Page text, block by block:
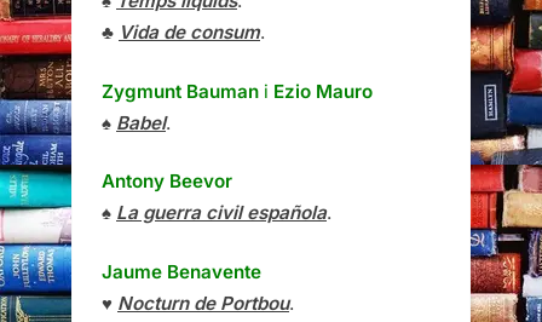
♣ Vida de consum.
Zygmunt Bauman i Ezio Mauro
♠ Babel.
Antony Beevor
♠ La guerra civil española.
Jaume Benavente
♥ Nocturn de Portbou.